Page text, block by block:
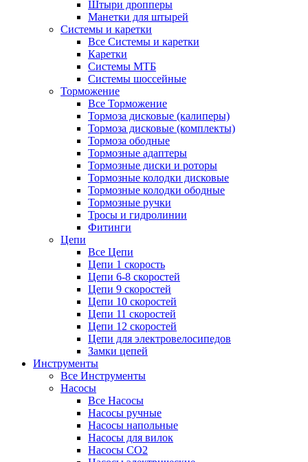
Штыри дропперы
Манетки для штырей
Системы и каретки
Все Системы и каретки
Каретки
Системы МТБ
Системы шоссейные
Торможение
Все Торможение
Тормоза дисковые (калиперы)
Тормоза дисковые (комплекты)
Тормоза ободные
Тормозные адаптеры
Тормозные диски и роторы
Тормозные колодки дисковые
Тормозные колодки ободные
Тормозные ручки
Тросы и гидролинии
Фитинги
Цепи
Все Цепи
Цепи 1 скорость
Цепи 6-8 скоростей
Цепи 9 скоростей
Цепи 10 скоростей
Цепи 11 скоростей
Цепи 12 скоростей
Цепи для электровелосипедов
Замки цепей
Инструменты
Все Инструменты
Насосы
Все Насосы
Насосы ручные
Насосы напольные
Насосы для вилок
Насосы CO2